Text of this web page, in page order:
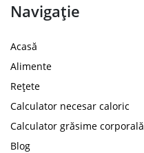
Navigație
Acasă
Alimente
Rețete
Calculator necesar caloric
Calculator grăsime corporală
Blog